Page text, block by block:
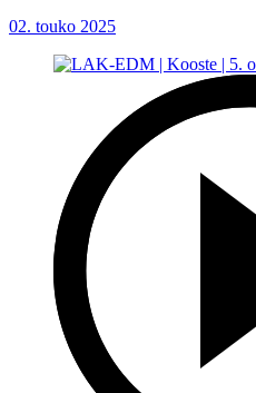
02. touko 2025